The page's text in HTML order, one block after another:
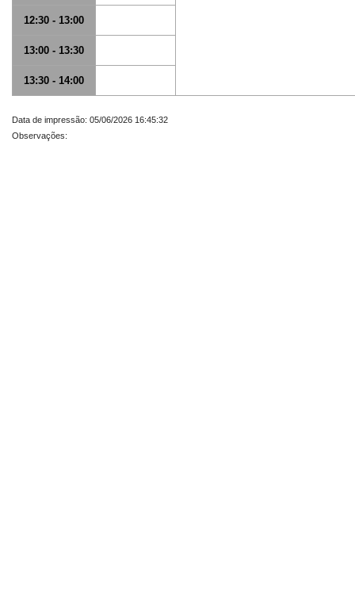
12:30 - 13:00
13:00 - 13:30
13:30 - 14:00
Data de impressão: 05/06/2026 16:45:32
Observações: